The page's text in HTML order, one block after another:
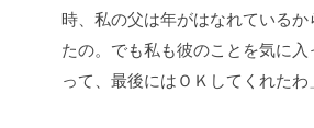
時、私の父は年がはなれているか
たの。でも私も彼のことを気に入
って、最後にはＯＫしてくれたわ